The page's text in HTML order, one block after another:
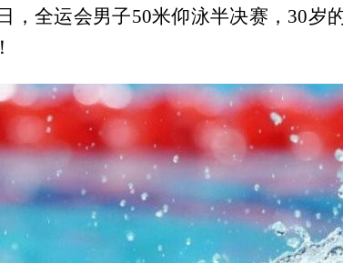
，全运会男子50米仰泳半决赛，30岁